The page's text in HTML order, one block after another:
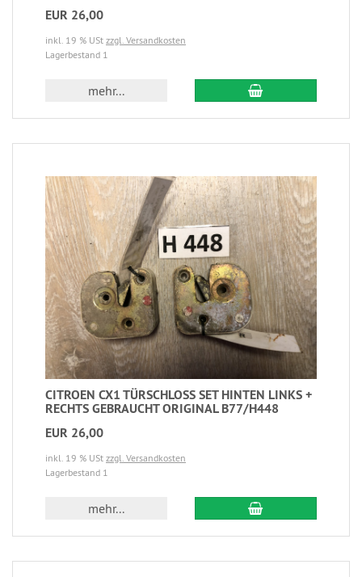
EUR 26,00
inkl. 19 % USt zzgl. Versandkosten
Lagerbestand 1
mehr...
CITROEN CX1 TÜRSCHLOSS SET HINTEN LINKS +
RECHTS GEBRAUCHT ORIGINAL B77/H448
EUR 26,00
inkl. 19 % USt zzgl. Versandkosten
Lagerbestand 1
mehr...